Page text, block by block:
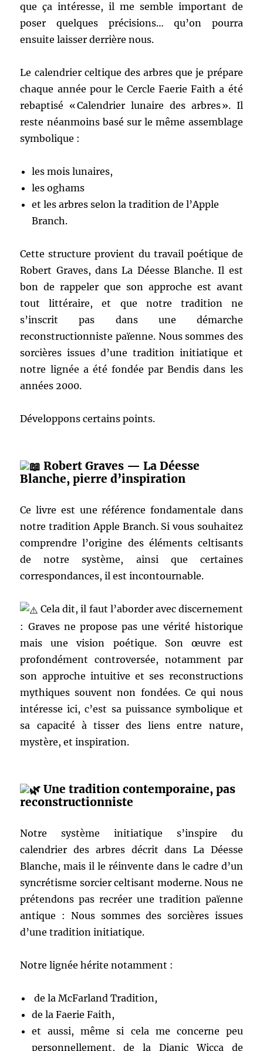
que ça intéresse, il me semble important de
poser quelques précisions… qu’on pourra
ensuite laisser derrière nous.
Le calendrier celtique des arbres que je prépare
chaque année pour le Cercle Faerie Faith a été
rebaptisé « Calendrier lunaire des arbres ». Il
reste néanmoins basé sur le même assemblage
symbolique :
les mois lunaires,
les oghams
et les arbres selon la tradition de l’Apple
Branch.
Cette structure provient du travail poétique de
Robert Graves, dans La Déesse Blanche. Il est
bon de rappeler que son approche est avant
tout littéraire, et que notre tradition ne
s’inscrit pas dans une démarche
reconstructionniste païenne. Nous sommes des
sorcières issues d’une tradition initiatique et
notre lignée a été fondée par Bendis dans les
années 2000.
Développons certains points.
Robert Graves — La Déesse
Blanche, pierre d’inspiration
Ce livre est une référence fondamentale dans
notre tradition Apple Branch. Si vous souhaitez
comprendre l’origine des éléments celtisants
de notre système, ainsi que certaines
correspondances, il est incontournable.
Cela dit, il faut l’aborder avec discernement
: Graves ne propose pas une vérité historique
mais une vision poétique. Son œuvre est
profondément controversée, notamment par
son approche intuitive et ses reconstructions
mythiques souvent non fondées. Ce qui nous
intéresse ici, c’est sa puissance symbolique et
sa capacité à tisser des liens entre nature,
mystère, et inspiration.
Une tradition contemporaine, pas
reconstructionniste
Notre système initiatique s’inspire du
calendrier des arbres décrit dans La Déesse
Blanche, mais il le réinvente dans le cadre d’un
syncrétisme sorcier celtisant moderne. Nous ne
prétendons pas recréer une tradition païenne
antique : Nous sommes des sorcières issues
d’une tradition initiatique.
Notre lignée hérite notamment :
de la McFarland Tradition,
de la Faerie Faith,
et aussi, même si cela me concerne peu
personnellement, de la Dianic Wicca de